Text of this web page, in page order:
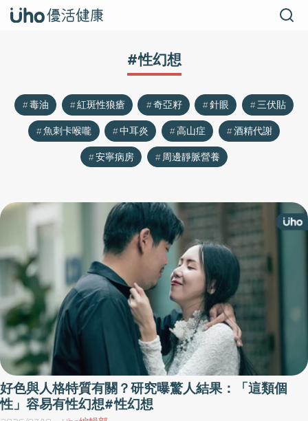
#性幻想
毒油 紅斑性狼瘡 奇亞籽 針眼
三伏貼
魚刺卡喉嚨
中耳炎 高山症
酒精代謝
安寧病房
周邊靜脈營養
好色與人格特質有關？研究曝驚人結果：「這類個
性」容易有性幻想#性幻想